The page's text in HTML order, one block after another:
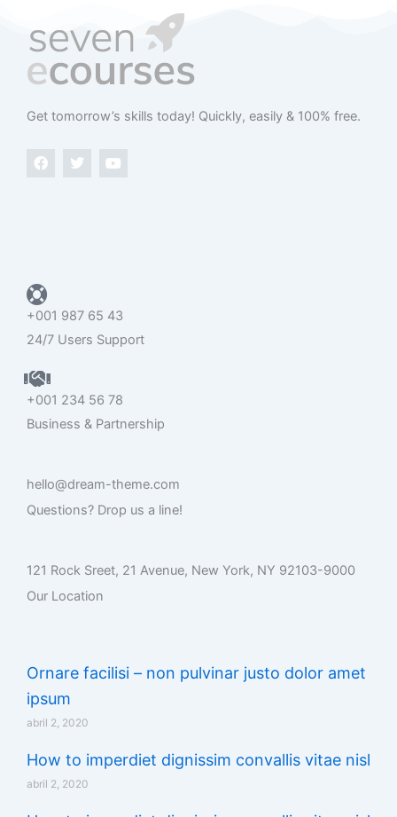
Get tomorrow’s skills today​! Quickly, easily & 100% free.
F
a
T
w
Y
o
+001 987 65 43
24/7 Users Support
+001 234 56 78
Business & Partnership
hello@dream-theme.com
Questions? Drop us a line!
121 Rock Sreet, 21 Avenue, New York, NY 92103-9000
Our Location
Ornare facilisi – non pulvinar justo dolor amet
ipsum
abril 2, 2020
How to imperdiet dignissim convallis vitae nisl
abril 2, 2020